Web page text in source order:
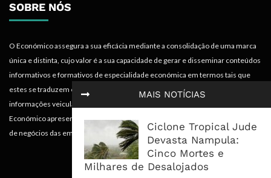
MAIS NOTÍCIAS
Ciclone Tropical Jude
Devasta Nampula:
Cinco Mortes e
Milhares de Desalojados
SOBRE NÓS
O Económico assegura a sua eficácia mediante a consolidação de uma marca
única e distinta, cujo valor é a sua capacidade de gerar e disseminar conteúdos
informativos e formativos de especialidade económica em termos tais que
estes se traduzem em mais-valias para quem recebe, acompanha e absorve as
informações veiculadas nos diferentes meios do projecto. Portanto, o
Económico apresenta valências importantes para os objectivos institucionais e
de negócios das empresas.